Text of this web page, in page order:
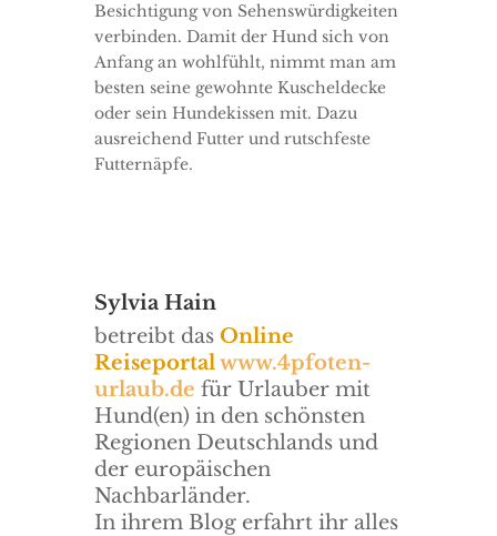
Besichtigung von Sehenswürdigkeiten
verbinden. Damit der Hund sich von
Anfang an wohlfühlt, nimmt man am
besten seine gewohnte Kuscheldecke
oder sein Hundekissen mit. Dazu
ausreichend Futter und rutschfeste
Futternäpfe.
Sylvia Hain
betreibt das Online
Reiseportalwww.4pfoten-
urlaub.de für Urlauber mit
Hund(en) in den schönsten
Regionen Deutschlands und
der europäischen
Nachbarländer.
In ihrem Blog erfahrt ihr alles